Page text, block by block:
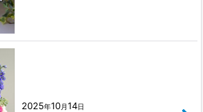
2025年10月14日